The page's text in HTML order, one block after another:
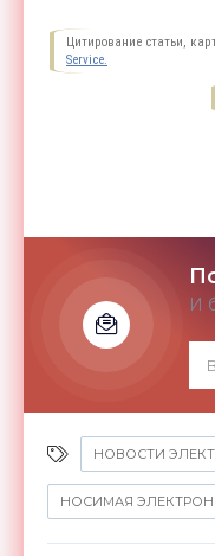
Цитирование статьи,
Service.
И
НОВОСТИ
НОСИМАЯ